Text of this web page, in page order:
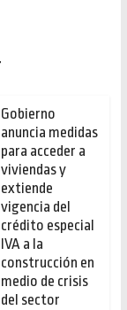
Gobierno
anuncia medidas
para acceder a
viviendas y
extiende
vigencia del
crédito especial
IVA a la
construcción en
medio de crisis
del sector